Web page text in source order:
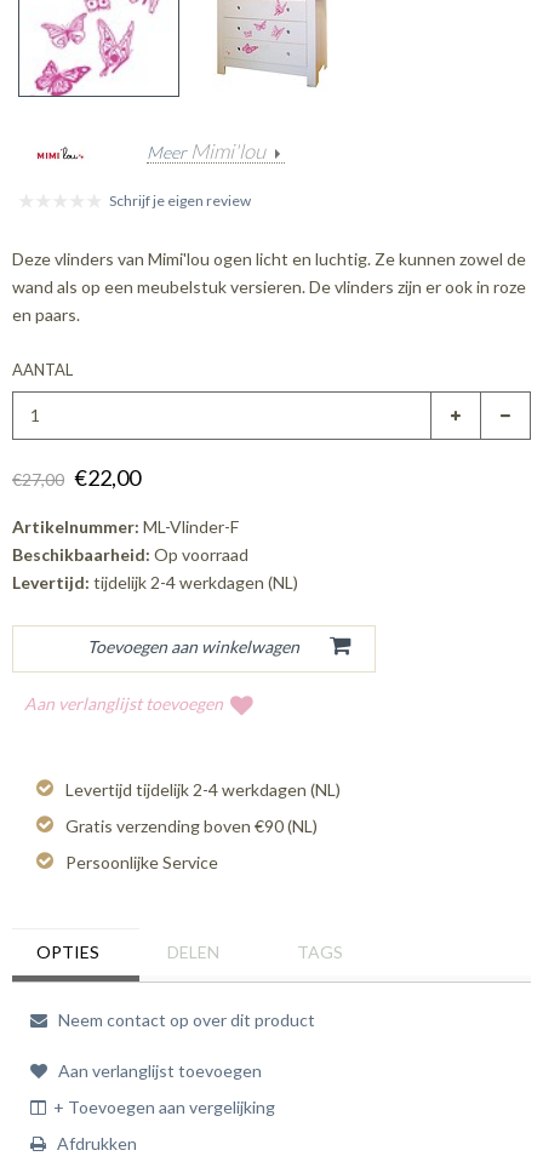
Meer Mimi'lou
Schrijf je eigen review
Deze vlinders van Mimi'lou ogen licht en luchtig. Ze kunnen zowel de
wand als op een meubelstuk versieren. De vlinders zijn er ook in roze
en paars.
AANTAL
€27,00 €22,00
Artikelnummer: ML-Vlinder-F
Beschikbaarheid: Op voorraad
Levertijd: tijdelijk 2-4 werkdagen (NL)
Aan verlanglijst toevoegen
Levertijd tijdelijk 2-4 werkdagen (NL)
Gratis verzending boven €90 (NL)
Persoonlijke Service
OPTIES DELEN TAGS
Neem contact op over dit product
Aan verlanglijst toevoegen
+ Toevoegen aan vergelijking
Afdrukken